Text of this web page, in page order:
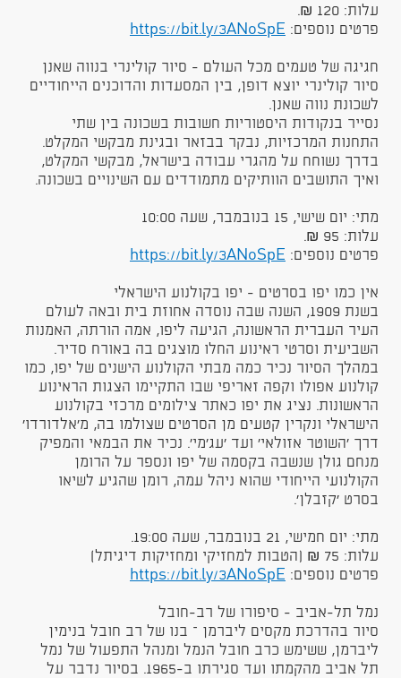
עלות: 120 ₪.
פרטים נוספים: https://bit.ly/3ANoSpE
חגיגה של טעמים מכל העולם - סיור קולינרי בנווה שאנן
סיור קולינרי יוצא דופן, בין המסעדות והדוכנים הייחודיים
לשכונת נווה שאנן.
נסייר בנקודות היסטוריות חשובות בשכונה בין שתי
התחנות המרכזיות, נבקר בבזאר ובגינת מבקשי המקלט.
בדרך נשוחח על מהגרי עבודה בישראל, מבקשי המקלט,
ואיך התושבים הוותיקים מתמודדים עם השינויים בשכונה.
מתי: יום שישי, 15 בנובמבר, שעה 10:00
עלות: 95 ₪.
פרטים נוספים: https://bit.ly/3ANoSpE
אין כמו יפו בסרטים - יפו בקולנוע הישראלי
בשנת 1909, השנה שבה נוסדה אחוזת בית ובאה לעולם
העיר העברית הראשונה, הגיעה ליפו, אמה הורתה, האמנות
השביעית וסרטי ראינוע החלו מוצגים בה באורח סדיר.
במהלך הסיור נכיר כמה מבתי הקולנוע הישנים של יפו, כמו
קולנוע אפולו וקפה זאריפי שבו התקיימו הצגות הראינוע
הראשונות. נציג את יפו כאתר צילומים מרכזי בקולנוע
הישראלי ונקרין קטעים מן הסרטים שצולמו בה, מ'אלדורדו'
דרך 'השוטר אזולאי' ועד 'עג'מי'. נכיר את הבמאי והמפיק
מנחם גולן שנשבה בקסמה של יפו ונספר על הרומן
הקולנועי הייחודי שהוא ניהל עמה, רומן שהגיע לשיאו
בסרט 'קזבלן'.
מתי: יום חמישי, 21 בנובמבר, שעה 19:00.
עלות: 75 ₪ (הטבות למחזיקי ומחזיקות דיגיתל)
פרטים נוספים: https://bit.ly/3ANoSpE
נמל תל-אביב - סיפורו של רב-חובל
סיור בהדרכת מקסים ליברמן – בנו של רב חובל בנימין
ליברמן, ששימש כרב חובל הנמל ומנהל התפעול של נמל
תל אביב מהקמתו ועד סגירתו ב-1965. בסיור נדבר על